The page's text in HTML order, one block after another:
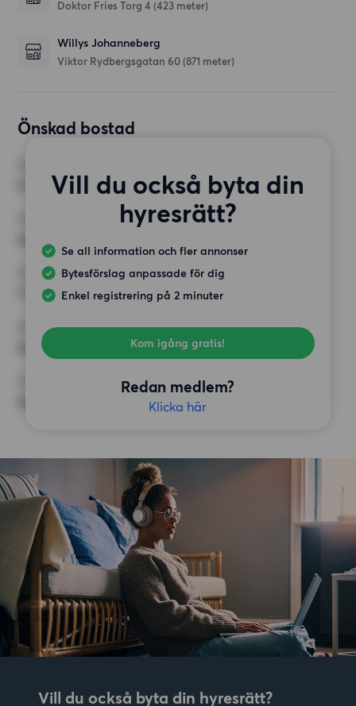
Doktor Fries Torg 4 (423 meter)
Willys Johanneberg
Viktor Rydbergsgatan 60 (871 meter)
Önskad bostad
Vill du också byta din
hyresrätt?
Se all information och fler annonser
Bytesförslag anpassade för dig
Enkel registrering på 2 minuter
Kom igång gratis!
Redan medlem?
Klicka här
MINST ANTAL KVADRATMETER
HÖGSTA HYRA
7 500 kr
Inga speciella krav
ÖVRIGA PREFERENSER
Inga speciella preferenser
Vill du också byta din hyresrätt?